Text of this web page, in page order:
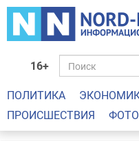
16+
ПОЛИТИКА
ПРОИСШЕСТВИЯ